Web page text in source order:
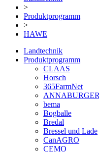
>
Produktprogramm
>
HAWE
Landtechnik
Produktprogramm
CLAAS
Horsch
365FarmNet
ANNABURGER
bema
Bogballe
Bredal
Bressel und Lade
CanAGRO
CEMO